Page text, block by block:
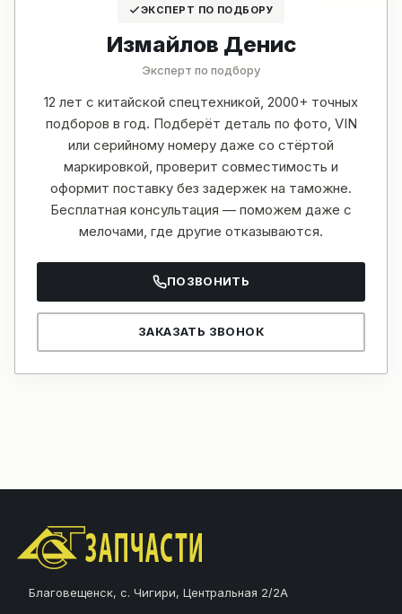
ЭКСПЕРТ ПО ПОДБОРУ
Измайлов Денис
Эксперт по подбору
12 лет с китайской спецтехникой, 2000+ точных
подборов в год. Подберёт деталь по фото, VIN
или серийному номеру даже со стёртой
маркировкой, проверит совместимость и
оформит поставку без задержек на таможне.
Бесплатная консультация — поможем даже с
мелочами, где другие отказываются.
ПОЗВОНИТЬ
ЗАКАЗАТЬ ЗВОНОК
Благовещенск, с. Чигири, Центральная 2/2А